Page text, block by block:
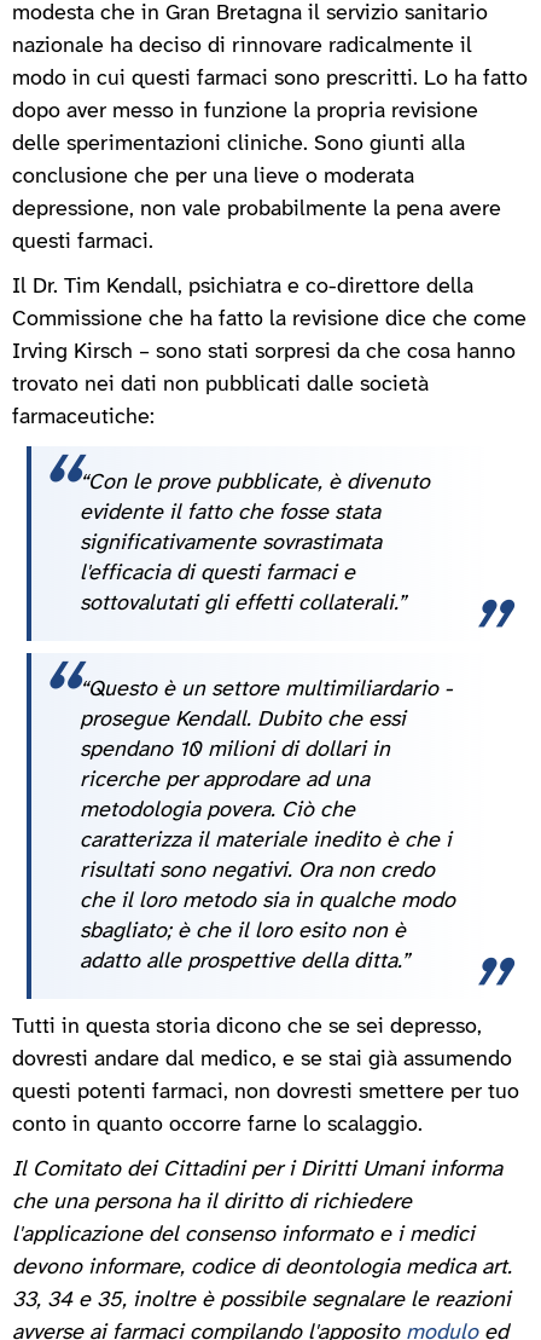
modesta che in Gran Bretagna il servizio sanitario
nazionale ha deciso di rinnovare radicalmente il
modo in cui questi farmaci sono prescritti. Lo ha fatto
dopo aver messo in funzione la propria revisione
delle sperimentazioni cliniche. Sono giunti alla
conclusione che per una lieve o moderata
depressione, non vale probabilmente la pena avere
questi farmaci.
Il Dr. Tim Kendall, psichiatra e co-direttore della
Commissione che ha fatto la revisione dice che come
Irving Kirsch – sono stati sorpresi da che cosa hanno
trovato nei dati non pubblicati dalle società
farmaceutiche:
“Con le prove pubblicate, è divenuto
evidente il fatto che fosse stata
significativamente sovrastimata
l'efficacia di questi farmaci e
sottovalutati gli effetti collaterali.”
“Questo è un settore multimiliardario -
prosegue Kendall. Dubito che essi
spendano 10 milioni di dollari in
ricerche per approdare ad una
metodologia povera. Ciò che
caratterizza il materiale inedito è che i
risultati sono negativi. Ora non credo
che il loro metodo sia in qualche modo
sbagliato; è che il loro esito non è
adatto alle prospettive della ditta.”
Tutti in questa storia dicono che se sei depresso,
dovresti andare dal medico, e se stai già assumendo
questi potenti farmaci, non dovresti smettere per tuo
conto in quanto occorre farne lo scalaggio.
Il Comitato dei Cittadini per i Diritti Umani informa
che una persona ha il diritto di richiedere
l'applicazione del consenso informato e i medici
devono informare, codice di deontologia medica art.
33, 34 e 35, inoltre è possibile segnalare le reazioni
avverse ai farmaci compilando l'apposito moduloed